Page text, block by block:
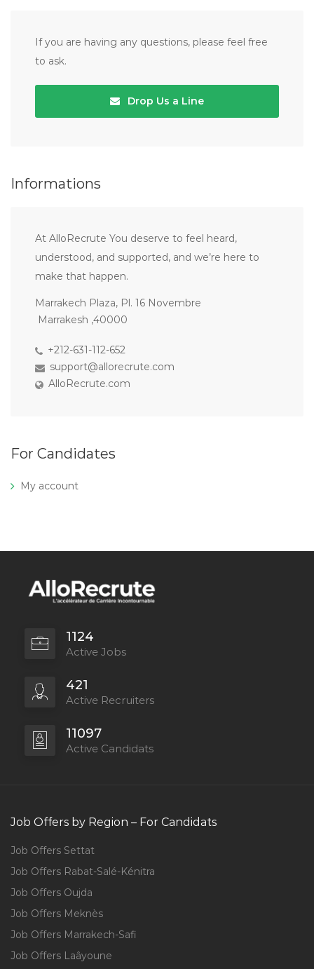
If you are having any questions, please feel free
to ask.
Drop Us a Line
Informations
At AlloRecrute You deserve to feel heard,
understood, and supported, and we’re here to
make that happen.
Marrakech Plaza, Pl. 16 Novembre
Marrakesh ,40000
+212-631-112-652
support@allorecrute.com
AlloRecrute.com
For Candidates
My account
1124
Active Jobs
421
Active Recruiters
11097
Active Candidats
Job Offers by Region – For Candidats
Job Offers Settat
Job Offers Rabat-Salé-Kénitra
Job Offers Oujda
Job Offers Meknès
Job Offers Marrakech-Safi
Job Offers Laâyoune